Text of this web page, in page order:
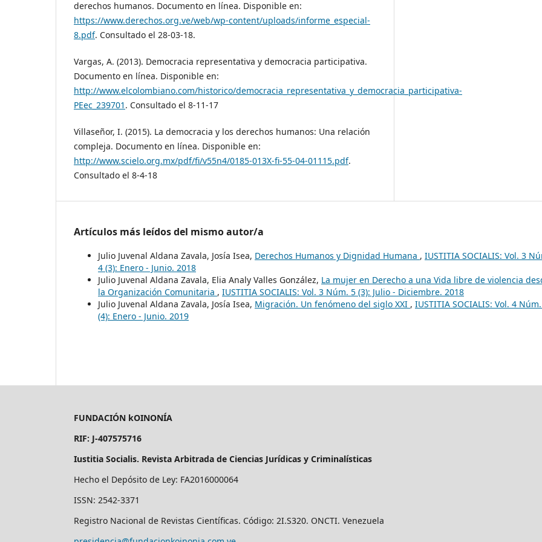
derechos humanos. Documento en línea. Disponible en:
https://www.derechos.org.ve/web/wp-content/uploads/informe_especial-
8.pdf. Consultado el 28-03-18.
Vargas, A. (2013). Democracia representativa y democracia participativa.
Documento en línea. Disponible en:
http://www.elcolombiano.com/historico/democracia_representativa_y_democracia_participativa-
PEec_239701 . Consultado el 8-11-17
Villaseñor, I. (2015). La democracia y los derechos humanos: Una relación
compleja. Documento en línea. Disponible en:
http://www.scielo.org.mx/pdf/fi/v55n4/0185-013X-fi-55-04-01115.pdf.
Consultado el 8-4-18
Artículos más leídos del mismo autor/a
Julio Juvenal Aldana Zavala, Josía Isea, Derechos Humanos y Dignidad Humana , IUSTITIA SOCIALIS: Vol. 3
4 (3): Enero - Junio. 2018
Julio Juvenal Aldana Zavala, Elia Analy Valles González, La mujer en Derecho a una Vida libre de violencia
la Organización Comunitaria , IUSTITIA SOCIALIS: Vol. 3 Núm. 5 (3): Julio - Diciembre. 2018
Julio Juvenal Aldana Zavala, Josía Isea, Migración. Un fenómeno del siglo XXI , IUSTITIA SOCIALIS: Vol. 4
(4): Enero - Junio. 2019
FUNDACIÓN kOINONÍA
RIF: J-407575716
Iustitia Socialis. Revista Arbitrada de Ciencias Jurídicas y Criminalísticas
Hecho el Depósito de Ley: FA2016000064
ISSN: 2542-3371
Registro Nacional de Revistas Científicas. Código: 2I.S320. ONCTI. Venezuela